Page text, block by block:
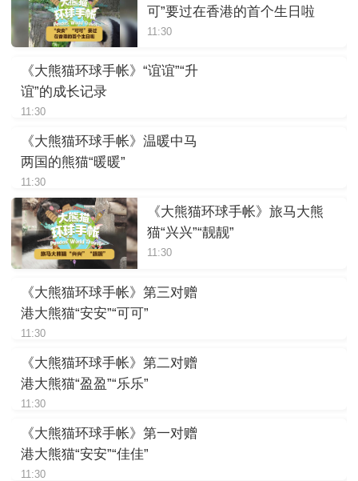
可”要过在香港的首个生日啦
11:30
《大熊猫环球手帐》“谊谊”“升
谊”的成长记录
11:30
《大熊猫环球手帐》温暖中马
两国的熊猫“暖暖”
11:30
《大熊猫环球手帐》旅马大熊
猫“兴兴”“靓靓”
11:30
《大熊猫环球手帐》第三对赠
港大熊猫“安安”“可可”
11:30
《大熊猫环球手帐》第二对赠
港大熊猫“盈盈”“乐乐”
11:30
《大熊猫环球手帐》第一对赠
港大熊猫“安安”“佳佳”
11:30